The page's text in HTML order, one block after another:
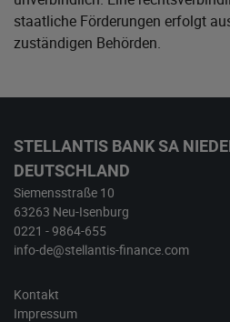
staatliche Förderungen erfolgt
zuständigen Behörden.
STELLANTIS BANK SA
DEUTSCHLAND
Siemensstraße 10
63263 Neu-Isenburg
0221 - 9864-655
info-de@stellantis-finance.com
Kontakt
Impressum